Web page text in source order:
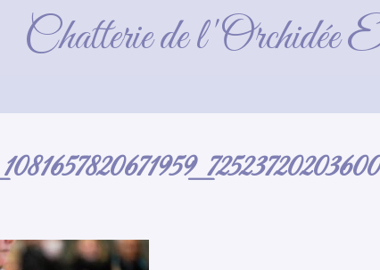
Chatterie de l'Orchidée